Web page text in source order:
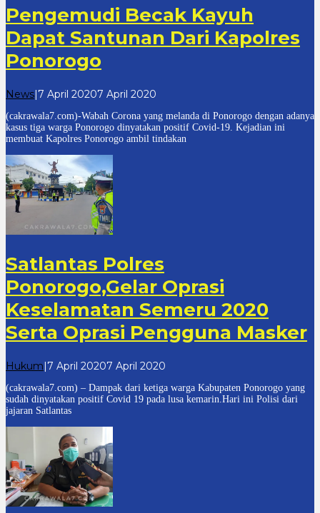
Pengemudi Becak Kayuh
Dapat Santunan Dari Kapolres
Ponorogo
News|7 April 20207 April 2020
7
(cakrawala7.com)-Wabah Corona yang melanda di Ponorogo dengan adanya
kasus tiga warga Ponorogo dinyatakan positif Covid-19. Kejadian ini
membuat Kapolres Ponorogo ambil tindakan
Satlantas Polres
Ponorogo,Gelar Oprasi
Keselamatan Semeru 2020
Serta Oprasi Pengguna Masker
Hukum|7 April 20207 April 2020
7
(cakrawala7.com) – Dampak dari ketiga warga Kabupaten Ponorogo yang
sudah dinyatakan positif Covid 19 pada lusa kemarin.Hari ini Polisi dari
jajaran Satlantas